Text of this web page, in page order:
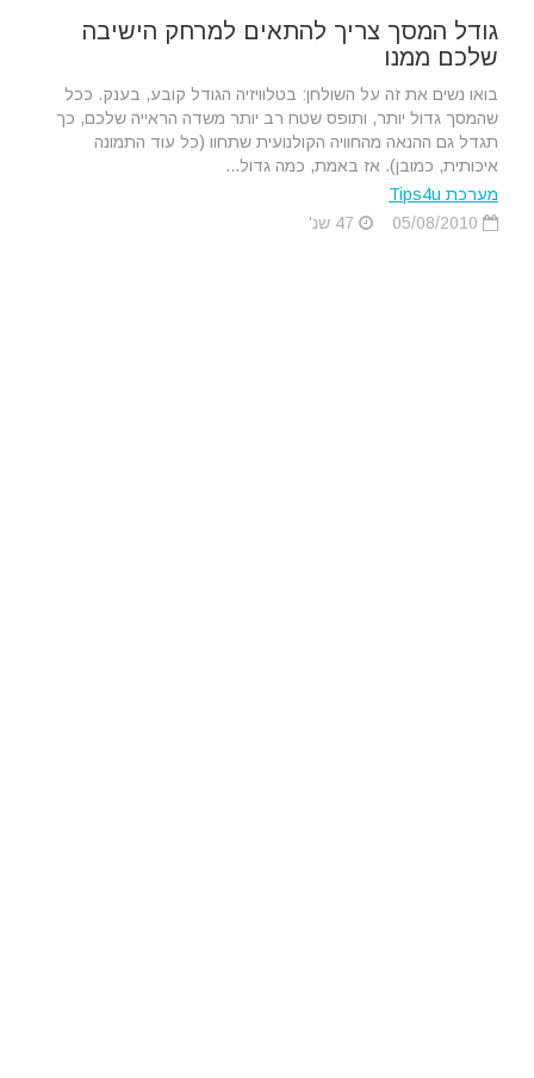
גודל המסך צריך להתאים למרחק הישיבה
שלכם ממנו
בואו נשים את זה על השולחן: בטלוויזיה הגודל קובע, בענק. ככל
שהמסך גדול יותר, ותופס שטח רב יותר משדה הראייה שלכם, כך
תגדל גם ההנאה מהחוויה הקולנועית שתחוו (כל עוד התמונה
איכותית, כמובן). אז באמת, כמה גדול...
מערכת Tips4u